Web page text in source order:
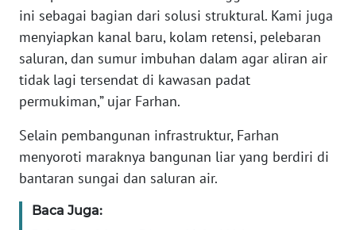
ini sebagai bagian dari solusi struktural. Kami juga
menyiapkan kanal baru, kolam retensi, pelebaran
saluran, dan sumur imbuhan dalam agar aliran air
tidak lagi tersendat di kawasan padat
permukiman,” ujar Farhan.
Selain pembangunan infrastruktur, Farhan
menyoroti maraknya bangunan liar yang berdiri di
bantaran sungai dan saluran air.
Baca Juga:
WN
SUMUT
WN
WN
JABAR
WN